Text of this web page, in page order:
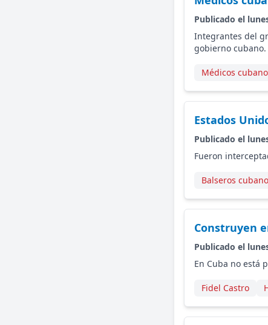
Publicado el
Integrantes del
gobierno cubano.
Médicos
Estados
Publicado el
Fueron
Balseros
Construyen
Publicado el
En Cuba no está
Fidel Castro